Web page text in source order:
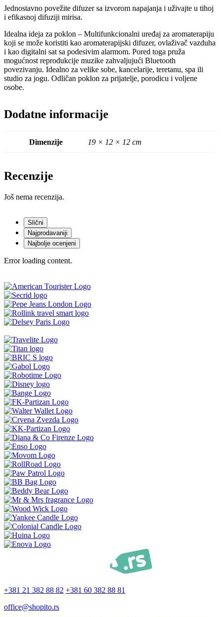
Jednostavno povežite difuzer sa izvorom napajanja i uživajte u tihoj
i efikasnoj difuziji mirisa.
Idealna ideja za poklon – Multifunkcionalni uređaj za aromaterapiju
koji se može koristiti kao aromaterapijski difuzer, ovlaživač vazduha
i kao digitalni sat sa podesivim alarmom. Pored toga pruža
mogućnost reprodukcije muzike zahvaljujući Bluetooth
povezivanju. Idealno za velike sobe, kancelarije, teretanu, spa ili
studio za jogu. Odličan poklon za prijatelje, porodicu i voljene
osobe.
Dodatne informacije
Dimenzije 19 × 12 × 12 cm
Recenzije
Još nema recenzija.
Slični
Najprodavaniji
Najbolje ocenjeni
Error loading content.
+381 21 382 88 82 +381 60 382 88 81
office@shopito.rs